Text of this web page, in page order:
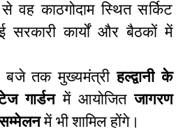
वह काठगोदाम स्थित सर्किट
सरकारी कार्यों और बैठकों में
तक मुख्यमंत्रीहल्द्वानी के
गार्डनमें आयोजितजागरण
में भी शामिल होंगे।